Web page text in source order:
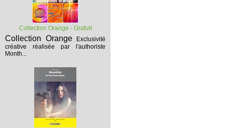
Collection Orange - Gratuit
Collection Orange
Exclusivité
créative réalisée par l'authoriste
Month...